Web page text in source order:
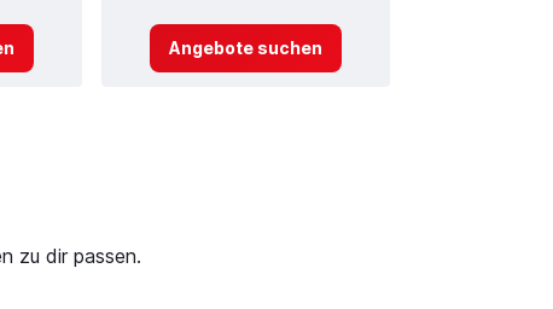
Angebote suchen
zu dir passen.